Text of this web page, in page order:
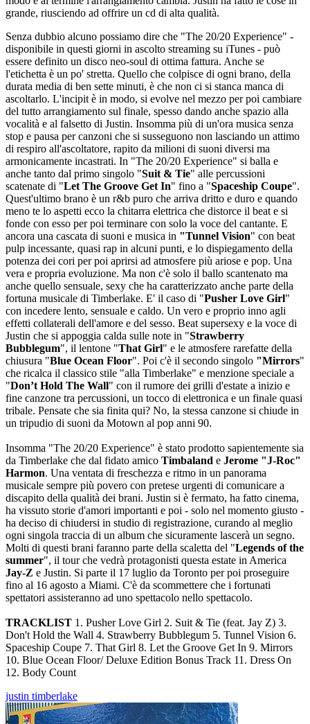
grande, riusciendo ad offrire un cd di alta qualità.
Senza dubbio alcuno possiamo dire che "The 20/20 Experience" -
disponibile in questi giorni in ascolto streaming su iTunes - può
essere definito un disco neo-soul di ottima fattura. Anche se
l'etichetta è un po' stretta. Quello che colpisce di ogni brano, della
durata media di ben sette minuti, è che non ci si stanca manca di
ascoltarlo. L'incipit è in modo, si evolve nel mezzo per poi cambiare
del tutto arrangiamento sul finale, spesso dando anche spazio alla
vocalità e al falsetto di Justin. Insomma più di un'ora musica senza
stop e pausa per canzoni che si susseguono non lasciando un attimo
di respiro all'ascoltatore, rapito da milioni di suoni diversi ma
armonicamente incastrati. In "The 20/20 Experience" si balla e
anche tanto dal primo singolo "Suit & Tie" alle percussioni
scatenate di "Let The Groove Get In" fino a "Spaceship Coupe".
Quest'ultimo brano è un r&b puro che arriva dritto e duro e quando
meno te lo aspetti ecco la chitarra elettrica che distorce il beat e si
fonde con esso per poi terminare con solo la voce del cantante. E
ancora una cascata di suoni e musica in "Tunnel Vision" con beat
pulp incessante, quasi rap in alcuni punti, e lo dispiegamento della
potenza dei cori per poi aprirsi ad atmosfere più ariose e pop. Una
vera e propria evoluzione. Ma non c'è solo il ballo scantenato ma
anche quello sensuale, sexy che ha caratterizzato anche parte della
fortuna musicale di Timberlake. E' il caso di "Pusher Love Girl"
con incedere lento, sensuale e caldo. Un vero e proprio inno agli
effetti collaterali dell'amore e del sesso. Beat supersexy e la voce di
Justin che si appoggia calda sulle note in "Strawberry
Bubblegum", il lentone "That Girl" e le atmosfere rarefatte della
chiusura "Blue Ocean Floor". Poi c'è il secondo singolo "Mirrors"
che ricalca il classico stile "alla Timberlake" e menzione speciale a
"Don’t Hold The Wall" con il rumore dei grilli d'estate a inizio e
fine canzone tra percussioni, un tocco di elettronica e un finale quasi
tribale. Pensate che sia finita qui? No, la stessa canzone si chiude in
un tripudio di suoni da Motown al pop anni 90.
Insomma "The 20/20 Experience" è stato prodotto sapientemente sia
da Timberlake che dal fidato amico Timbaland e Jerome "J-Roc"
Harmon. Una ventata di freschezza e ritmo in un panorama
musicale sempre più povero con pretese urgenti di comunicare a
discapito della qualità dei brani. Justin si è fermato, ha fatto cinema,
ha vissuto storie d'amori importanti e poi - solo nel momento giusto -
ha deciso di chiudersi in studio di registrazione, curando al meglio
ogni singola traccia di un album che sicuramente lascerà un segno.
Molti di questi brani faranno parte della scaletta del "Legends of the
summer", il tour che vedrà protagonisti questa estate in America
Jay-Z e Justin. Si parte il 17 luglio da Toronto per poi proseguire
fino al 16 agosto a Miami. C'è da scommettere che i fortunati
spettatori assisteranno ad uno spettacolo nello spettacolo.
TRACKLIST 1. Pusher Love Girl 2. Suit & Tie (feat. Jay Z) 3.
Don't Hold the Wall 4. Strawberry Bubblegum 5. Tunnel Vision 6.
Spaceship Coupe 7. That Girl 8. Let the Groove Get In 9. Mirrors
10. Blue Ocean Floor/ Deluxe Edition Bonus Track 11. Dress On
12. Body Count
justin timberlake